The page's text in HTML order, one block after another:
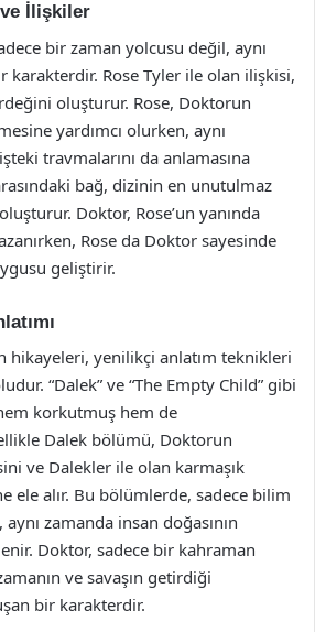
İlişkiler
bir zaman yolcusu değil, aynı
karakterdir. Rose Tyler ile olan ilişkisi,
oluşturur. Rose, Doktorun
yardımcı olurken, aynı
travmalarını da anlamasına
bağ, dizinin en unutulmaz
Doktor, Rose’un yanında
Rose da Doktor sayesinde
geliştirir.
hikayeleri, yenilikçi anlatım teknikleri
“Dalek” ve “The Empty Child” gibi
korkutmuş hem de
Dalek bölümü, Doktorun
ve Dalekler ile olan karmaşık
ele alır. Bu bölümlerde, sadece bilim
zamanda insan doğasının
Doktor, sadece bir kahraman
ve savaşın getirdiği
bir karakterdir.